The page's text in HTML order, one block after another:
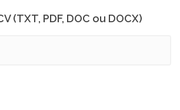
(TXT, PDF, DOC ou DOCX)